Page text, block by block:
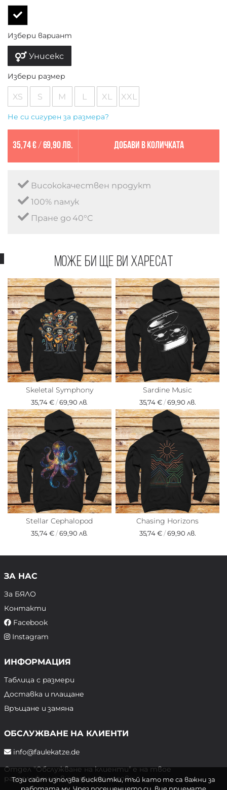
Избери вариант
Унисекс
Избери размер
XS S M L XL XXL
Не си сигурен за размера?
35,74 €/ 69,90 лв. Добави в количката
Висококачествен продукт
100% памук
Пране до 40°C
Може би ще ви харесат
Skeletal Symphony
35,74 €/69,90 лв.
Sardine Music
35,74 €/69,90 лв.
Stellar Cephalopod
35,74 €/69,90 лв.
Chasing Horizons
35,74 €/69,90 лв.
ЗА НАС
За БЯЛО
Контакти
Facebook
Instagram
ИНФОРМАЦИЯ
Таблица с размери
Доставка и плащане
Връщане и замяна
ОБСЛУЖВАНЕ НА КЛИЕНТИ
info@faulekatze.de
Отдел "Обслужване на клиенти" е на твое
разположение в следните часове:
Този сайт използва бисквитки, тъй като те са важни за